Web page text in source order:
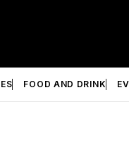
FOOD AND DRINK